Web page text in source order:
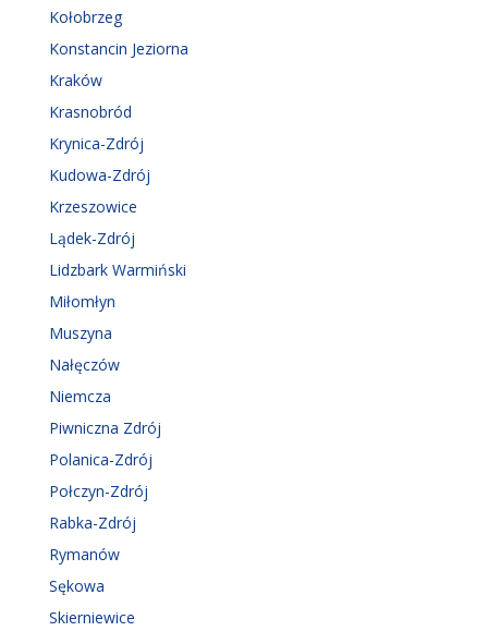
Kołobrzeg
Konstancin Jeziorna
Kraków
Krasnobród
Krynica-Zdrój
Kudowa-Zdrój
Krzeszowice
Lądek-Zdrój
Lidzbark Warmiński
Miłomłyn
Muszyna
Nałęczów
Niemcza
Piwniczna Zdrój
Polanica-Zdrój
Połczyn-Zdrój
Rabka-Zdrój
Rymanów
Sękowa
Skierniewice